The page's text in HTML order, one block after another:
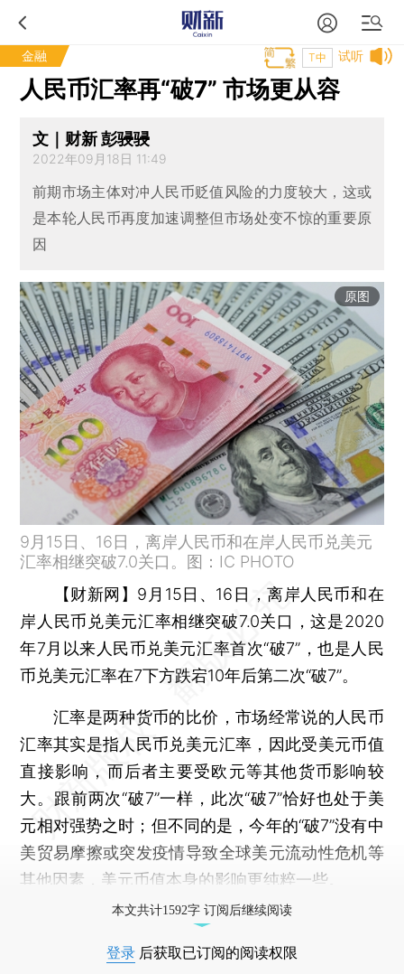
金融 试听
T中
人民币汇率再“破7” 市场更从容
文｜财新 彭骎骎
2022年09月18日 11:49
前期市场主体对冲人民币贬值风险的力度较大，这或
是本轮人民币再度加速调整但市场处变不惊的重要原
因
原图
9月15日、16日，离岸人民币和在岸人民币兑美元
汇率相继突破7.0关口。图：IC PHOTO
【财新网】 9月15日、16日，离岸人民币和在
岸人民币兑美元汇率相继突破7.0关口，这是2020
年7月以来人民币兑美元汇率首次“破7”，也是人民
币兑美元汇率在7下方跌宕10年后第二次“破7”。
汇率是两种货币的比价，市场经常说的人民币
汇率其实是指人民币兑美元汇率，因此受美元币值
直接影响，而后者主要受欧元等其他货币影响较
大。跟前两次“破7”一样，此次“破7”恰好也处于美
元相对强势之时；但不同的是，今年的“破7”没有中
美贸易摩擦或突发疫情导致全球美元流动性危机等
其他因素，美元币值本身的影响更纯粹一些。
本文共计1592字 订阅后继续阅读
登录 后获取已订阅的阅读权限